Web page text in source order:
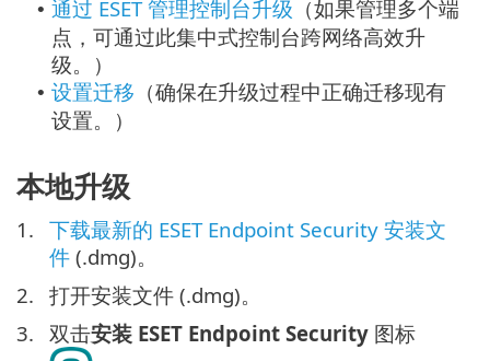
• 通过 ESET 管理控制台升级 （如果管理多个端
点，可通过此集中式控制台跨网络高效升
级。）
• 设置迁移 （确保在升级过程中正确迁移现有
设置。）
本地升级
1. 下载最新的 ESET Endpoint Security 安装文
件 (.dmg)。
2. 打开安装文件 (.dmg)。
3. 双击安装 ESET Endpoint Security 图标